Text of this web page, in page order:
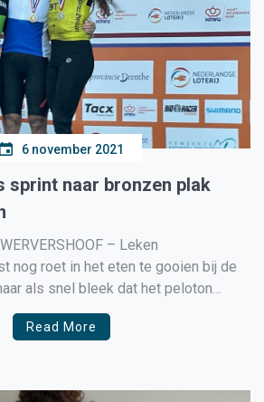
6 november 2021
sprint naar bronzen plak
– Leken
nog roet in het eten te gooien bij de
als snel bleek dat het peloton
Kampioenschap op de VAM-
Wijster rekening moest gaan
Read More